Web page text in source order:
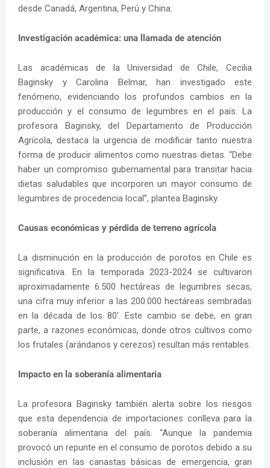
desde Canadá, Argentina, Perú y China.
Investigación académica: una llamada de atención
Las académicas de la Universidad de Chile, Cecilia
Baginsky y Carolina Belmar, han investigado este
fenómeno, evidenciando los profundos cambios en la
producción y el consumo de legumbres en el país. La
profesora Baginsky, del Departamento de Producción
Agrícola, destaca la urgencia de modificar tanto nuestra
forma de producir alimentos como nuestras dietas. “Debe
haber un compromiso gubernamental para transitar hacia
dietas saludables que incorporen un mayor consumo de
legumbres de procedencia local”, plantea Baginsky.
Causas económicas y pérdida de terreno agrícola
La disminución en la producción de porotos en Chile es
significativa. En la temporada 2023-2024 se cultivaron
aproximadamente 6.500 hectáreas de legumbres secas,
una cifra muy inferior a las 200.000 hectáreas sembradas
en la década de los 80'. Este cambio se debe, en gran
parte, a razones económicas, donde otros cultivos como
los frutales (arándanos y cerezos) resultan más rentables.
Impacto en la soberanía alimentaria
La profesora Baginsky también alerta sobre los riesgos
que esta dependencia de importaciones conlleva para la
soberanía alimentaria del país. “Aunque la pandemia
provocó un repunte en el consumo de porotos debido a su
inclusión en las canastas básicas de emergencia, gran